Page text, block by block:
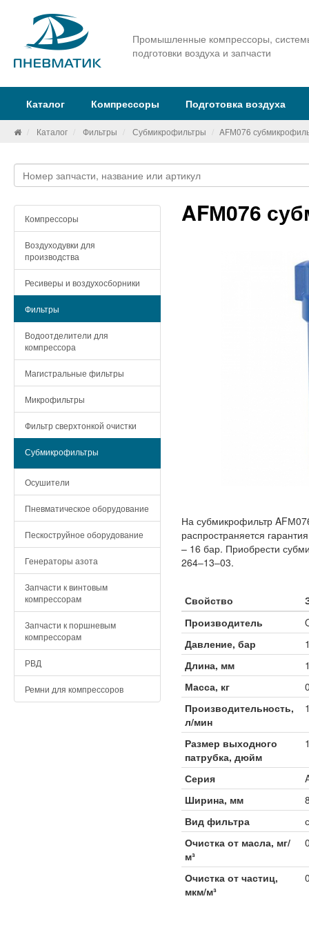
Промышленные компрессоры,
подготовки воздуха и запчасти
Каталог Компрессоры Подготовка воздуха
Каталог Фильтры Субмикрофильтры AFМ076
Компрессоры
Воздуходувки для
производства
Ресиверы и воздухосборники
Фильтры
Водоотделители для
компрессора
Магистральные фильтры
Микрофильтры
Фильтр сверхтонкой очистки
Субмикрофильтры
Осушители
Пневматическое оборудование
Пескоструйное оборудование
Генераторы азота
Запчасти к винтовым
компрессорам
Запчасти к поршневым
компрессорам
РВД
Ремни для компрессоров
AFМ076
На субмикрофильтр
распространяется
– 16 бар. Приобрести
264‒13‒03.
Свойство
Производитель
Давление, бар
Длина, мм
Масса, кг
Производительность,
л/мин
Размер выходного
патрубка, дюйм
Серия
Ширина, мм
Вид фильтра
Очистка от масла, мг/
м³
Очистка от частиц,
мкм/м³